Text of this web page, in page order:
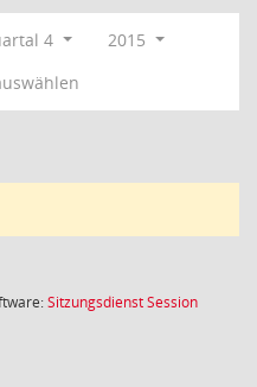
4
2015
SitzungsdienstSession(Wird in